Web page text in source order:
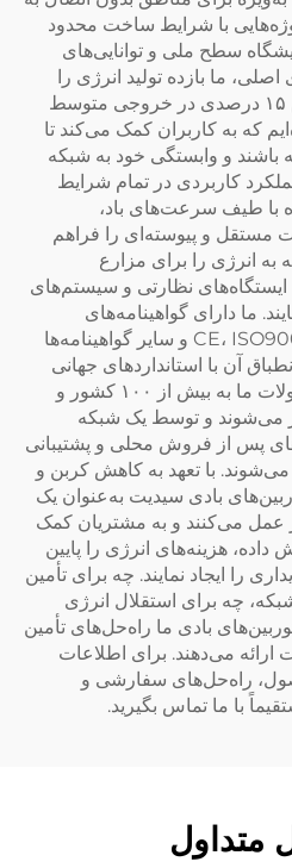
با شرایط ساخت محدود
سطح ملی و توانایی‌های
ما بازده تولید انرژی را
بهینه‌سازی کرده‌ایم و افزایش ۱۵ درصدی در خروجی متوسط
که به کاربران کمک می‌کند تا
باشند و وابستگی خود به شبکه
کاربردی در تمام شرایط
با طیف سرعت‌های باد،
مستقل و پیوسته‌ای را فراهم
انرژی را برای مزارع
ایستگاه‌های نظارتی و سیستم‌های
ما دارای گواهینامه‌های
بین‌المللی متعددی از جمله CE، ISO9001 و سایر گواهینامه‌ها
آن با استانداردهای جهانی
بازار را تضمین می‌کنند. محصولات ما به بیش از ۱۰۰ کشور و
می‌شوند و توسط یک شبکه
پس از فروش محلی و پشتیبانی
با تعهد به کاهش کربن و
بادی سیدیت به‌عنوان یک
عمل می‌کنند و به مشتریان کمک
داده، هزینه‌های انرژی را پایین
را ایجاد نمایند. چه برای تأمین
چه برای استقلال انرژی
بادی ما راه‌حل‌های تأمین
ارائه می‌دهند. برای اطلاعات
راه‌حل‌های سفارشی و
با ما تماس بگیرید.
متداول